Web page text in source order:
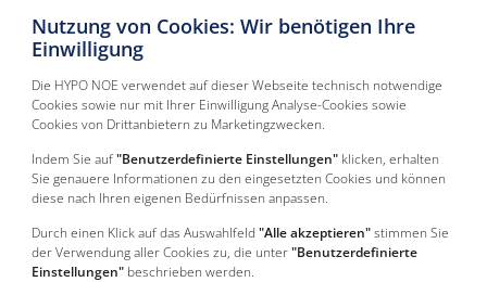
Nutzung von Cookies: Wir benötigen Ihre
Einwilligung
Die HYPO NOE verwendet auf dieser Webseite technisch notwendige
Cookies sowie nur mit Ihrer Einwilligung Analyse-Cookies sowie
Cookies von Drittanbietern zu Marketingzwecken.
Indem Sie auf"Benutzerdefinierte Einstellungen" klicken, erhalten
Sie genauere Informationen zu den eingesetzten Cookies und können
diese nach Ihren eigenen Bedürfnissen anpassen.
Durch einen Klick auf das Auswahlfeld "Alle akzeptieren"stimmen Sie
der Verwendung aller Cookies zu, die unter"Benutzerdefinierte
Einstellungen" beschrieben werden.